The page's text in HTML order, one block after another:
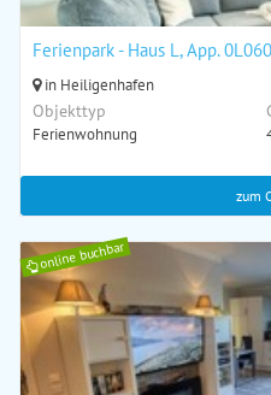
Ferienpark - Haus L, App.
in Heiligenhafen
Objekttyp
Ferienwohnung
zum
online buchbar